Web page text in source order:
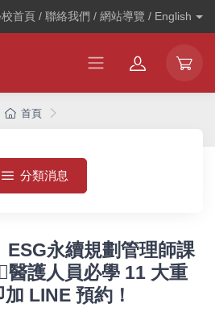
校首頁 / 聯絡我們 / 網站導覽 / English
首頁
分類消息
ESG永續規劃管理師課
醫護人員必學 11 大重
LINE 預約！